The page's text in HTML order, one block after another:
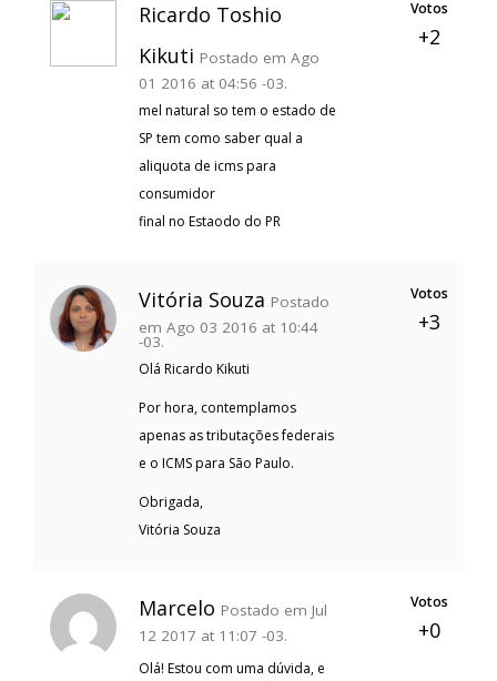
Ricardo Toshio
Kikuti Postado em Ago
01 2016 at 04:56 -03.
mel natural so tem o estado de
SP tem como saber qual a
aliquota de icms para
consumidor
final no Estaodo do PR
Votos
+2
Vitória Souza Postado
em Ago 03 2016 at 10:44
-03.
Olá Ricardo Kikuti
Por hora, contemplamos
apenas as tributações federais
e o ICMS para São Paulo.
Obrigada,
Vitória Souza
Votos
+3
Marcelo Postado em Jul
12 2017 at 11:07 -03.
Olá! Estou com uma dúvida, e
Votos
+0